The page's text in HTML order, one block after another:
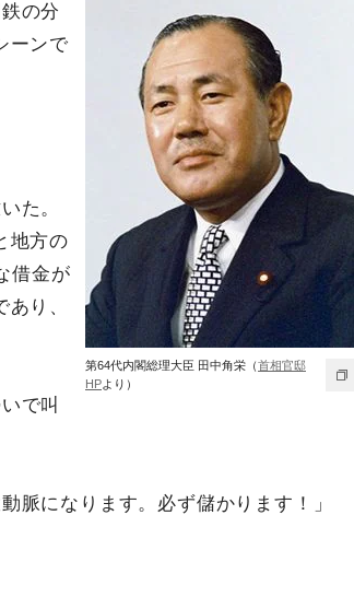
第64代内閣総理大臣 田中角栄（首相官邸
HPより）
の分
ーンで
た。
地方の
借金が
り、
で叫
脈になります。必ず儲かります！」